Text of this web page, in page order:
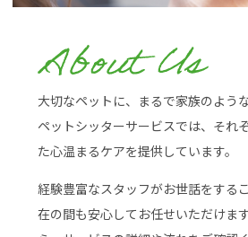
大切なペットに、まるで家族のよう
ペットシッターサービスでは、それ
た心温まるケアを提供しています。
経験豊富なスタッフがお世話をする
在の間も安心してお任せいただけま